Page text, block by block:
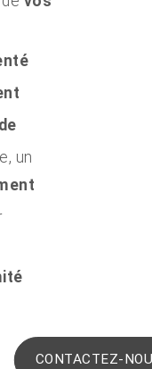
un
CONTACTEZ-